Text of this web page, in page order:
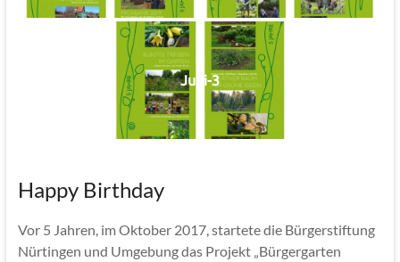
Jubi-3
Happy Birthday
Vor 5 Jahren, im Oktober 2017, startete die Bürgerstiftung
Nürtingen und Umgebung das Projekt „Bürgergarten